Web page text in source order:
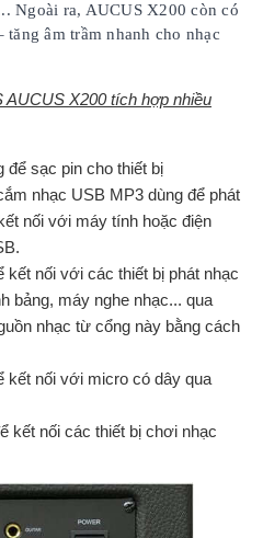
Ngoài ra, AUCUS X200 còn có
tăng âm trầm nhanh cho nhạc
AUCUS X200 tích hợp nhiều
để sạc pin cho thiết bị
nhạc USB MP3 dùng để phát
nối với máy tính hoặc điện
kết nối với các thiết bị phát nhạc
bảng, máy nghe nhạc... qua
nhạc từ cổng này bằng cách
kết nối với micro có dây qua
kết nối các thiết bị chơi nhạc